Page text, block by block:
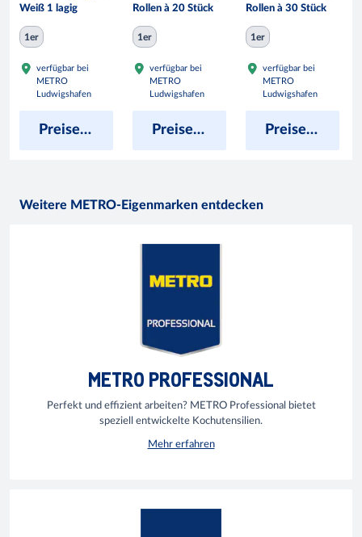
Weiß 1 lagig
1er
verfügbar bei
METRO
Ludwigshafen
Preise anzeigen
Rollen à 20 Stück
1er
verfügbar bei
METRO
Ludwigshafen
Preise anzeigen
Rollen à 30 Stück
1er
verfügbar bei
METRO
Ludwigshafen
Preise anzeigen
Weitere METRO-Eigenmarken entdecken
METRO PROFESSIONAL
Perfekt und effizient arbeiten? METRO Professional bietet
speziell entwickelte Kochutensilien.
Mehr erfahren